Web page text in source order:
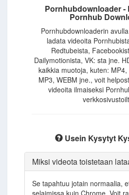
Pornhubdownloader -
Pornhub
Pornhubdownloaderin
ladata videoita
Redtubeista,
Dailymotionista, VK: sta jne.
kaikkia muotoja, kuten: MP4,
MP3, WEBM jne., voit
videoita ilmaiseksi
Usein Kysytyt
Miksi videota toistetaan
Se tapahtuu jotain normaalia,
selaimissa kuin Chrome. Voit